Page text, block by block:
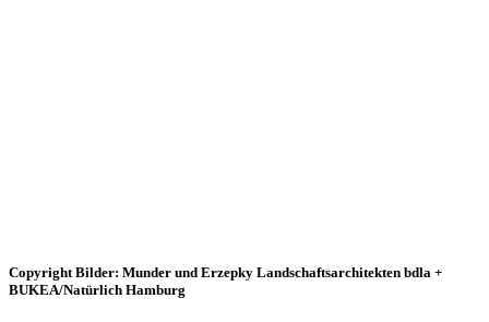
Copyright Bilder: Munder und Erzepky Landschaftsarchitekten bdla +
BUKEA/Natürlich Hamburg